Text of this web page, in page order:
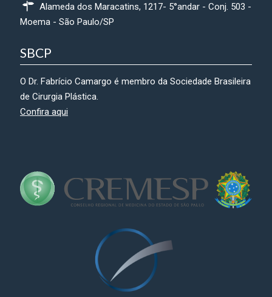
Alameda dos Maracatins, 1217- 5°andar - Conj. 503 -
Moema - São Paulo/SP
SBCP
O Dr. Fabrício Camargo é membro da Sociedade Brasileira
de Cirurgia Plástica.
Confira aqui